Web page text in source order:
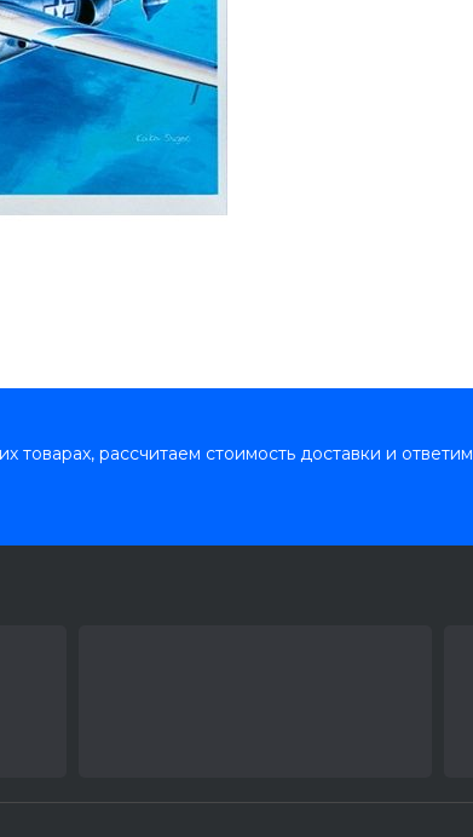
рассчитаем стоимость доставки и ответим